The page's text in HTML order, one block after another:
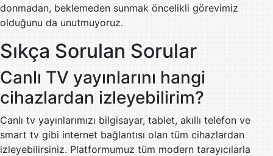
donmadan, beklemeden sunmak öncelikli görevimiz
olduğunu da unutmuyoruz.
Sıkça Sorulan Sorular
Canlı TV yayınlarını hangi
cihazlardan izleyebilirim?
Canlı tv yayınlarımızı bilgisayar, tablet, akıllı telefon ve
smart tv gibi internet bağlantısı olan tüm cihazlardan
izleyebilirsiniz. Platformumuz tüm modern tarayıcılarla